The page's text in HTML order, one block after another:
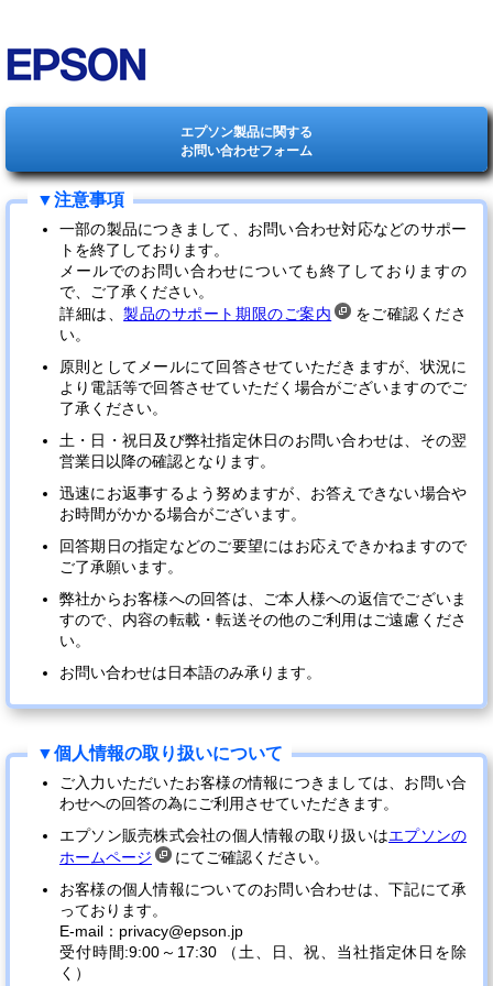
エプソン製品に関する
お問い合わせフォーム
一部の製品につきまして、お問い合わせ対応などのサポー
トを終了しております。
メールでのお問い合わせについても終了しておりますの
で、ご了承ください。
詳細は、製品のサポート期限のご案内
をご確認くださ
い。
原則としてメールにて回答させていただきますが、状況に
より電話等で回答させていただく場合がございますのでご
了承ください。
土・日・祝日及び弊社指定休日のお問い合わせは、その翌
営業日以降の確認となります。
迅速にお返事するよう努めますが、お答えできない場合や
お時間がかかる場合がございます。
回答期日の指定などのご要望にはお応えできかねますので
ご了承願います。
弊社からお客様への回答は、ご本人様への返信でございま
すので、内容の転載・転送その他のご利用はご遠慮くださ
い。
お問い合わせは日本語のみ承ります。
ご入力いただいたお客様の情報につきましては、お問い合
わせへの回答の為にご利用させていただきます。
エプソン販売株式会社の個人情報の取り扱いはエプソンの
ホームページ
にてご確認ください。
お客様の個人情報についてのお問い合わせは、下記にて承
っております。
E-mail：privacy@epson.jp
受付時間:9:00～17:30 （土、日、祝、当社指定休日を除
く）